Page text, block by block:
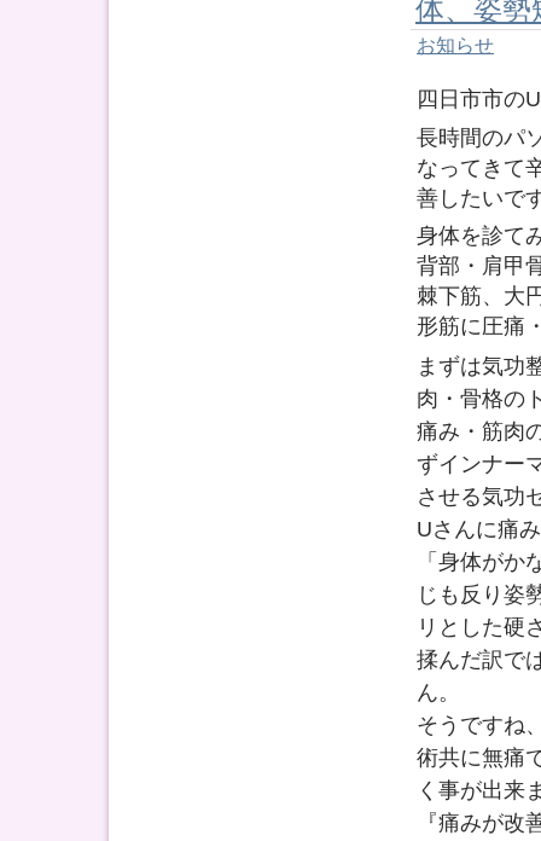
お知らせ
四日市市の
長時間のパ
なってきて
善したいで
身体を診て
背部・肩甲
棘下筋、大
形筋に圧痛
まずは気功
肉・骨格の
痛み・筋肉
ずインナー
させる気功
Uさんに痛
「身体が
じも反り姿
リとした硬
揉んだ訳で
ん。
そうですね
術共に無痛
く事が出来
『痛みが